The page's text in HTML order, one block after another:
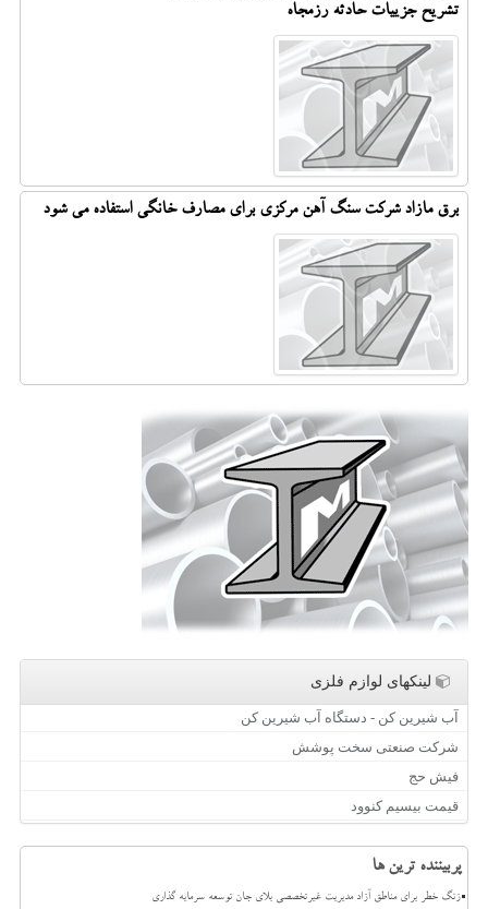
تشریح جزییات حادثه رزمجاه
برق مازاد شرکت سنگ آهن مرکزی برای مصارف خانگی استفاده می شود
لینکهای لوازم فلزی
آب شیرین کن - دستگاه آب شیرین کن
شرکت صنعتی سخت پوشش
فیش حج
قیمت بیسیم کنوود
پربیننده ترین ها
زنگ خطر برای مناطق آزاد مدیریت غیرتخصصی بلای جان توسعه سرمایه گذاری